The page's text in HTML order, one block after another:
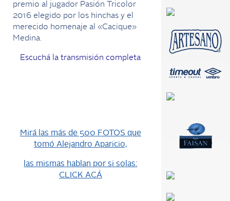
premio al jugador Pasión Tricolor
2016 elegido por los hinchas y el
merecido homenaje al «Cacique»
Medina.
Escuchá la transmisión completa
Mirá las más de 500 FOTOS que
tomó Alejandro Aparicio,
las mismas hablan por si solas:
CLICK ACÁ